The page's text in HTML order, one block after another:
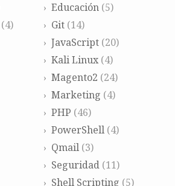
Educación(5)
(4) Git(14)
JavaScript(20)
Kali Linux(4)
Magento2 (24)
Marketing (4)
PHP (46)
PowerShell(4)
Qmail(3)
Seguridad(11)
Shell Scripting (5)